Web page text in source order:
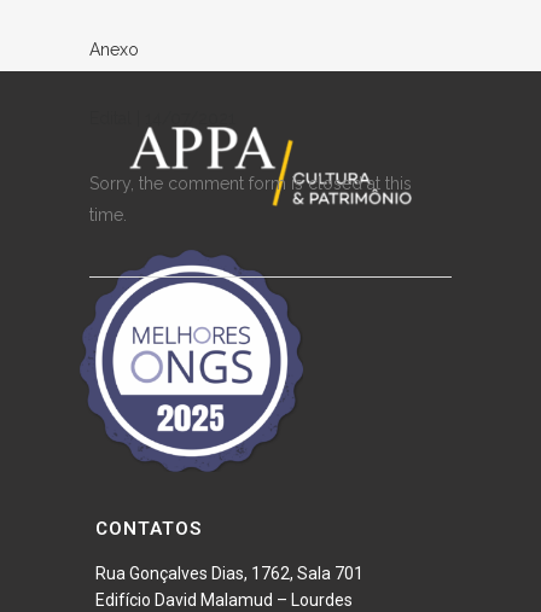
Anexo
Sorry, the comment form is closed at this
time.
CONTATOS
Rua Gonçalves Dias, 1762, Sala 701
Edifício David Malamud – Lourdes